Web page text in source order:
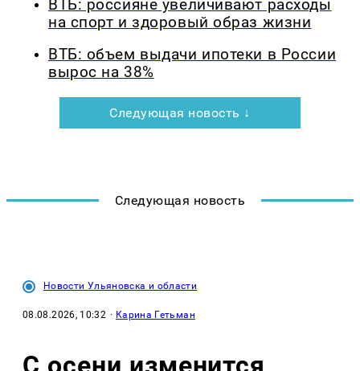
ВТБ: россияне увеличивают расходы
на спорт и здоровый образ жизни
ВТБ: объем выдачи ипотеки в России
вырос на 38%
Следующая новость ↓
Следующая новость
Новости Ульяновска и области
08.08.2026, 10:32 · Карина Гетьман